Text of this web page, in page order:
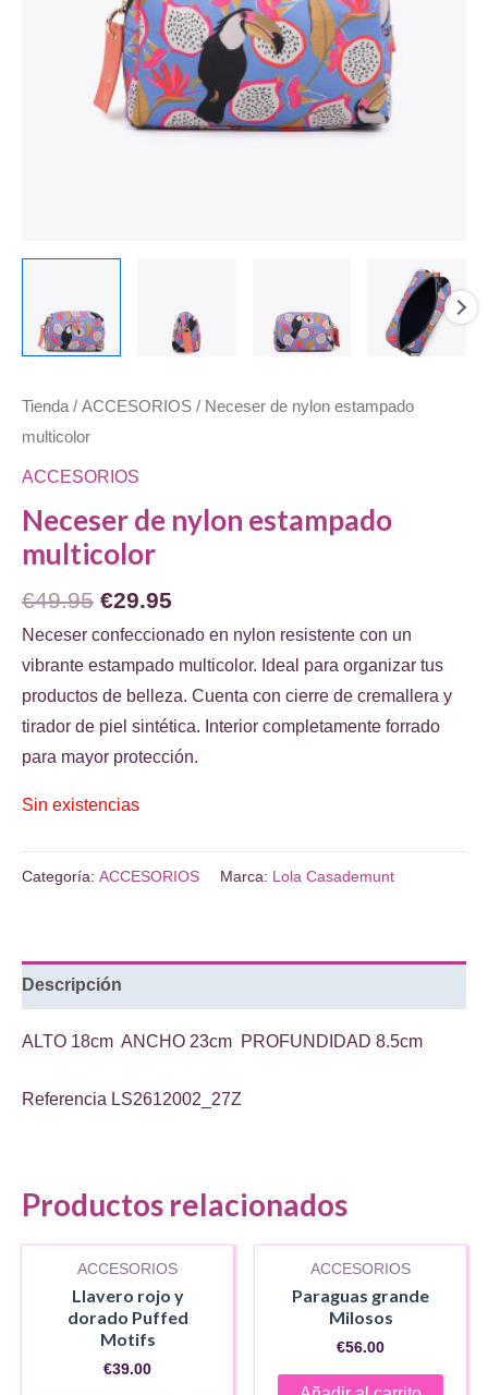
Tienda/ ACCESORIOS / Neceser de nylon estampado
multicolor
ACCESORIOS
Neceser de nylon estampado
multicolor
€49.95 El
precio
original
era:
€49.95.
€29.95
precio
actual
es:
€29.95.
Neceser confeccionado en nylon resistente con un
vibrante estampado multicolor. Ideal para organizar tus
productos de belleza. Cuenta con cierre de cremallera y
tirador de piel sintética. Interior completamente forrado
para mayor protección.
Sin existencias
Categoría: ACCESORIOS Marca: Lola Casademunt
Descripción
ALTO 18cm ANCHO 23cm PROFUNDIDAD 8.5cm
Referencia LS2612002_27Z
Productos relacionados
ACCESORIOS
Llavero rojo y
dorado Puffed
Motifs
€39.00
ACCESORIOS
Paraguas grande
Milosos
€56.00